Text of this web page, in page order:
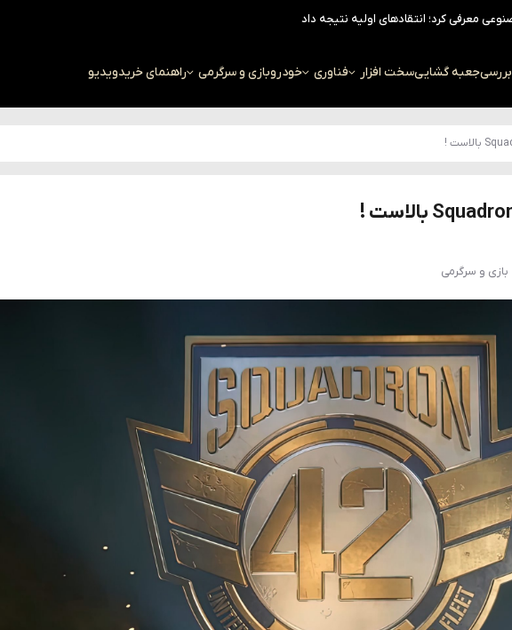
بررسیجعبه گشاییسخت افزار فناوری خودروبازی و سرگرمی راهنمای خریدویدیو
بازی و سرگرمی